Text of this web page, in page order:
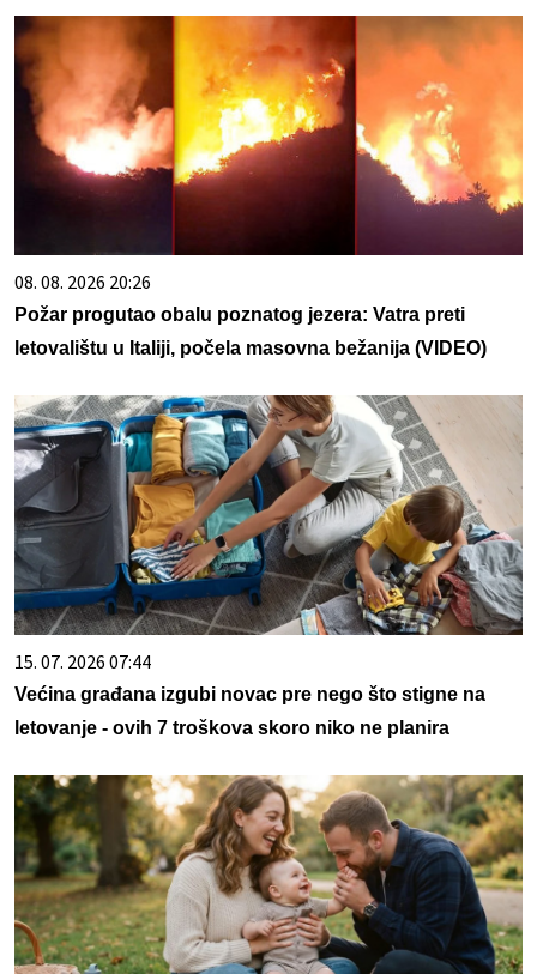
08. 08. 2026 20:26
Požar progutao obalu poznatog jezera: Vatra preti
letovalištu u Italiji, počela masovna bežanija (VIDEO)
15. 07. 2026 07:44
Većina građana izgubi novac pre nego što stigne na
letovanje - ovih 7 troškova skoro niko ne planira